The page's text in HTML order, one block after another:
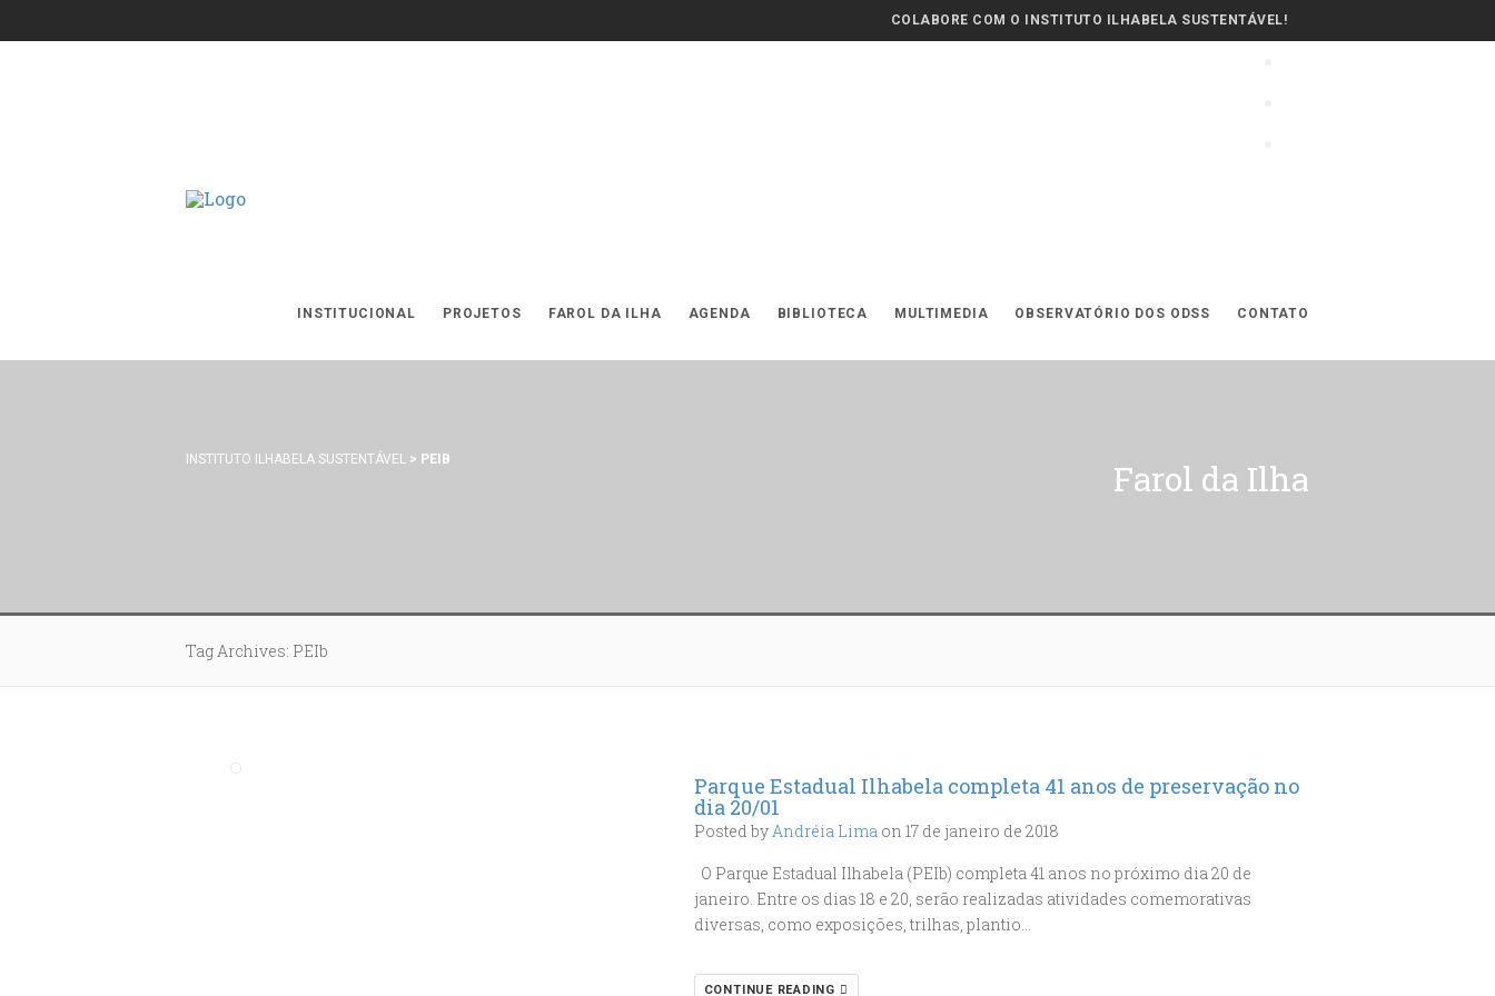
COLABORE COM O INSTITUTO ILHABELA SUSTENTÁVEL!
INSTITUCIONAL PROJETOS FAROL DA ILHA AGENDA BIBLIOTECA MULTIMEDIA OBSERVATÓRIO DOS ODSS CONTATO
INSTITUTO ILHABELA SUSTENTÁVEL > PEIB Farol da Ilha
Tag Archives: PEIb
Parque Estadual Ilhabela completa 41 anos de preservação no
dia 20/01
Posted byAndréia Limaon 17 de janeiro de 2018
O Parque Estadual Ilhabela (PEIb) completa 41 anos no próximo dia 20 de
janeiro. Entre os dias 18 e 20, serão realizadas atividades comemorativas
diversas, como exposições, trilhas, plantio…
CONTINUE READING